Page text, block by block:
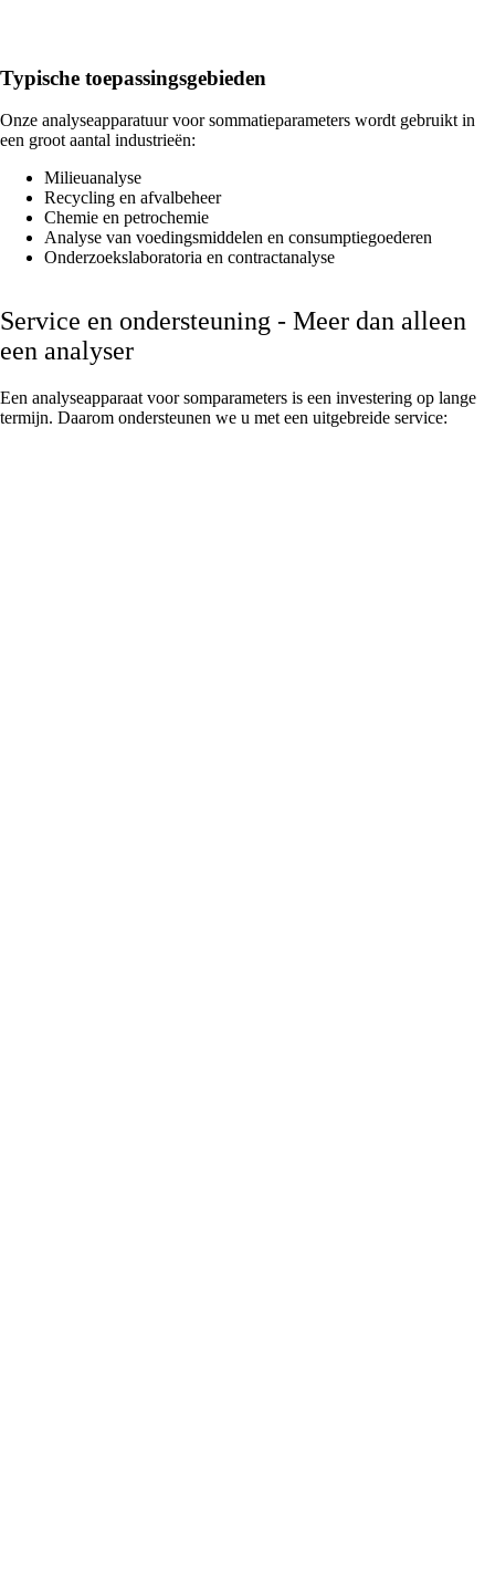
Typische toepassingsgebieden
Onze analyseapparatuur voor sommatieparameters wordt gebruikt in
een groot aantal industrieën:
Milieuanalyse
Recycling en afvalbeheer
Chemie en petrochemie
Analyse van voedingsmiddelen en consumptiegoederen
Onderzoekslaboratoria en contractanalyse
Service en ondersteuning - Meer dan alleen
een analyser
Een analyseapparaat voor somparameters is een investering op lange
termijn. Daarom ondersteunen we u met een uitgebreide service: